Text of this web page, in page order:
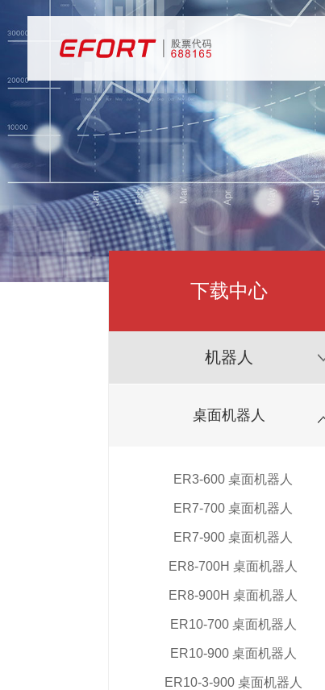
下载中心
机器人
桌面机器人
ER3-600 桌面机器人
ER7-700 桌面机器人
ER7-900 桌面机器人
ER8-700H 桌面机器人
ER8-900H 桌面机器人
ER10-700 桌面机器人
ER10-900 桌面机器人
ER10-3-900 桌面机器人